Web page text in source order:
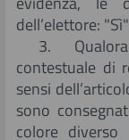
dell’elettore:
3. Qualora
contestuale di
sensi
sono
colore